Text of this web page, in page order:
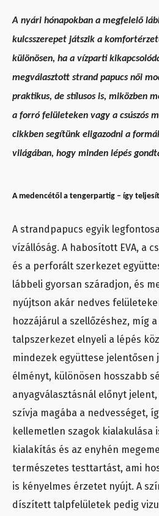
A nyári hónapokban a megfelelő
kulcsszerepet játszik a
különösen, ha a vízparti
megválasztott strand papucs női
praktikus, de stílusos is, miközben
a forró felületeken vagy a csúszós
cikkben segítünk eligazodni a
világában, hogy minden lépés
A medencétől a tengerpartig – így
A strandpapucs egyik
vízállóság. A habosított EVA, a
és a perforált szerkezet
lábbeli gyorsan száradjon, és
nyújtson akár nedves
hozzájárul a szellőzéshez, míg
talpszerkezet elnyeli a lépés
mindezek együttese jelentősen
élményt, különösen hosszabb
anyagválasztásnál előnyt
szívja magába a nedvességet,
kellemetlen szagok kialakulása
kialakítás és az enyhén
természetes testtartást, ami
is kényelmes érzetet nyújt. A
díszített talpfelületek pedig